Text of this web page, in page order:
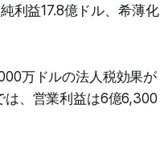
利益17.8億ドル、希薄化
万ドルの法人税効果が
は、営業利益は6億6,300